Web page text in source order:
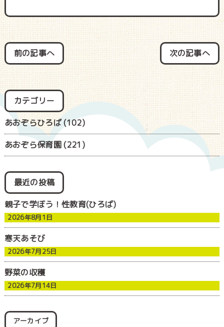
前の記事へ 次の記事へ
カテゴリー
あおぞらひろば(102)
あおぞら保育園(221)
最近の投稿
親子で学ぼう！性教育(ひろば)
2026年8月1日
寒天あそび
2026年7月25日
野菜の収穫
2026年7月14日
アーカイブ